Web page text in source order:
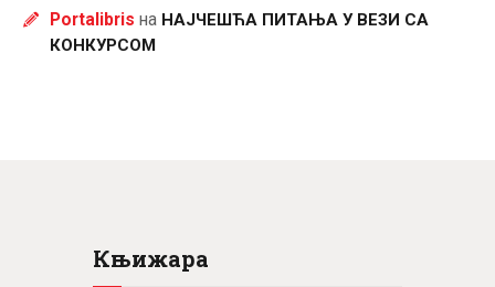
Portalibris на НАЈЧЕШЋА ПИТАЊА У ВЕЗИ СА
КОНКУРСОМ
Књижара